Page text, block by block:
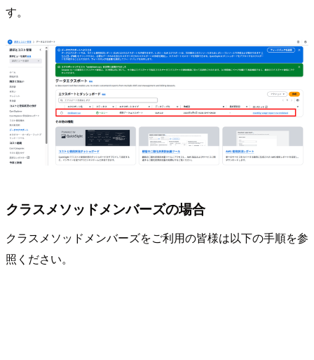
す。
クラスメソッドメンバーズの場合
クラスメソッドメンバーズをご利用の皆様は以下の手順を参
照ください。